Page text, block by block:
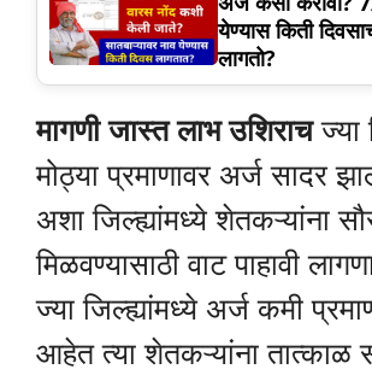
येण्यास किती
लागतो?
मागणी जास्त लाभ उशिराचज्या
मोठ्या प्रमाणावर अर्ज सादर
अशा जिल्ह्यांमध्ये शेतकऱ्यांना
मिळवण्यासाठी वाट पाहावी
ज्या जिल्ह्यांमध्ये अर्ज कमी
आहेत त्या शेतकऱ्यांना तात्काळ